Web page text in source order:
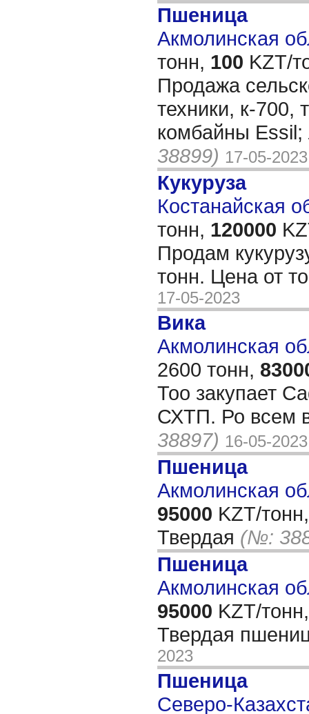
Пшеница
Акмолинская
тонн, 100 KZT/
Продажа
техники, к-700,
комбайны Essil;
38899) 17-05-2023
Кукуруза
Костанайская
тонн, 120000
Продам
тонн. Цена от
17-05-2023
Вика
Акмолинская
2600 тонн,
Тоо закупает
СХТП. Ро всем
38897) 16-05-2023
Пшеница
Акмолинская
95000 KZT/тонн,
Твердая (№:
Пшеница
Акмолинская
95000 KZT/тонн,
Твердая
2023
Пшеница
Северо-